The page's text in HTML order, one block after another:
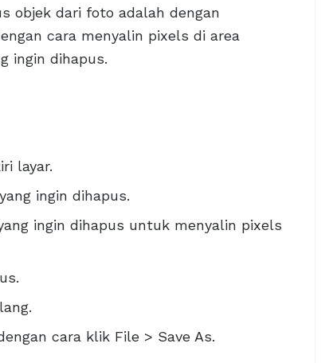
objek dari foto adalah dengan
cara menyalin pixels di area
ingin dihapus.
layar.
ingin dihapus.
ingin dihapus untuk menyalin pixels
cara klik File > Save As.